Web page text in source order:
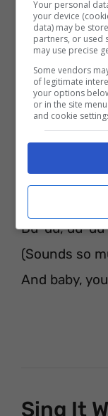
Du-du, du-
Du-du, du-
Du-du, du-
And baby,
Du-du, du-
da da-da-da
Du-du, du-
da da-da-da
Du-du, du-
(Sounds so
And baby,
Sing It
Your personal
your device
data) may be
partners, or used
may use precise
Some vendors
of legitimate
your options
or in the site
and cookie